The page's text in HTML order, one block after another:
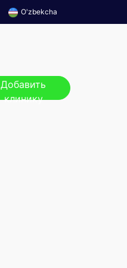
O'zbekcha
Добавить
клинику